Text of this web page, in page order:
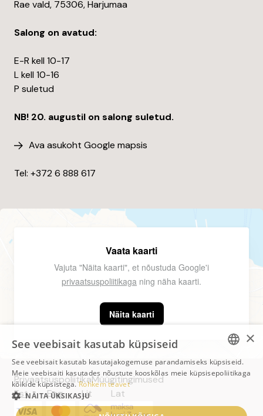
Rae vald, 75306, Harjumaa
Salong on avatud:
E-R kell 10-17
L kell 10-16
P suletud
NB! 20. augustil on salong suletud.
Ava asukoht Google mapsis
Tel: +372 6 888 617
Vaata kaarti
Vajuta "Näita kaarti", et nõustuda Google'i
privaatsuspoliitikaga ning näha kaarti.
Näita kaarti
PrivaatsuspoliitikaMüügitingimused
Est
Eng Lit Lat
ESTONIAN
LITHUANIAN
×
See veebisait kasutab küpsiseid
See veebisait kasutab kasutajakogemuse parandamiseks küpsiseid.
Meie veebisaiti kasutades nõustute kooskõlas meie küpsisepoliitikaga
kõikide küpsistega. Rohkem teavet
NÄITA ÜKSIKASJU